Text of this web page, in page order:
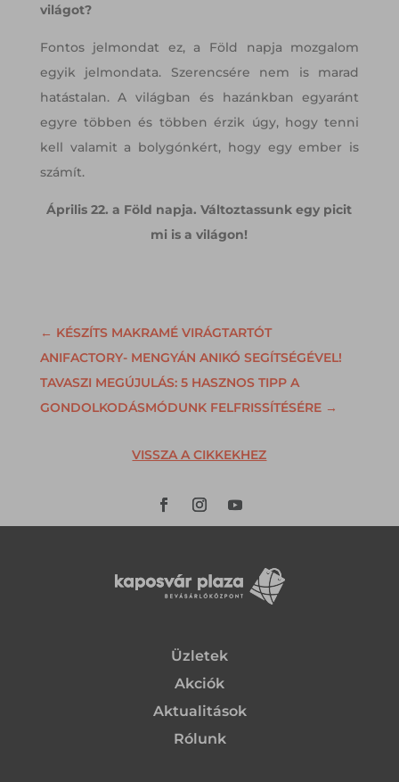
világot?
Fontos jelmondat ez, a Föld napja mozgalom
egyik jelmondata. Szerencsére nem is marad
hatástalan. A világban és hazánkban egyaránt
egyre többen és többen érzik úgy, hogy tenni
kell valamit a bolygónkért, hogy egy ember is
számít.
Április 22. a Föld napja. Változtassunk egy picit
mi is a világon!
← KÉSZÍTS MAKRAMÉ VIRÁGTARTÓT
ANIFACTORY- MENGYÁN ANIKÓ SEGÍTSÉGÉVEL!
TAVASZI MEGÚJULÁS: 5 HASZNOS TIPP A
GONDOLKODÁSMÓDUNK FELFRISSÍTÉSÉRE→
VISSZA A CIKKEKHEZ
Üzletek
Akciók
Aktualitások
Rólunk